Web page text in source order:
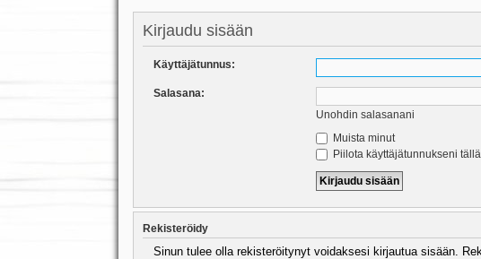
Kirjaudu sisään
Käyttäjätunnus:
Salasana:
Unohdin salasanani
Muista minut
Piilota käyttäjätunnukseni
Rekisteröidy
Sinun tulee olla rekisteröitynyt voidaksesi kirjautua sisään.